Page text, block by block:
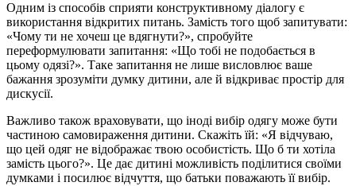
Одним із способів сприяти конструктивному діалогу є
використання відкритих питань. Замість того щоб запитувати:
«Чому ти не хочеш це вдягнути?», спробуйте
переформулювати запитання: «Що тобі не подобається в
цьому одязі?». Таке запитання не лише висловлює ваше
бажання зрозуміти думку дитини, але й відкриває простір для
дискусії.
Важливо також враховувати, що іноді вибір одягу може бути
частиною самовираження дитини. Скажіть їй: «Я відчуваю,
що цей одяг не відображає твою особистість. Що б ти хотіла
замість цього?». Це дає дитині можливість поділитися своїми
думками і посилює відчуття, що батьки поважають її вибір.